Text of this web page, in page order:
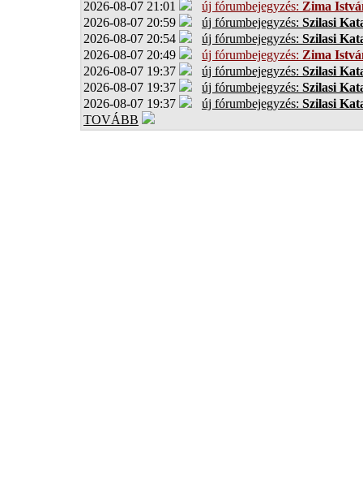
2026-08-07 21:01 új fórumbejegyzés: Zima
2026-08-07 20:59
új fórumbejegyzés: Szilasi
2026-08-07 20:54
új fórumbejegyzés: Szilasi
2026-08-07 20:49
új fórumbejegyzés: Zima
2026-08-07 19:37
új fórumbejegyzés: Szilasi
2026-08-07 19:37
új fórumbejegyzés: Szilasi
2026-08-07 19:37
új fórumbejegyzés: Szilasi
TOVÁBB